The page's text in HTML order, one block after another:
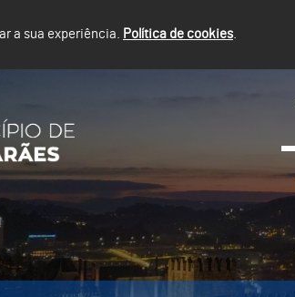
a sua experiência. Política de cookies.